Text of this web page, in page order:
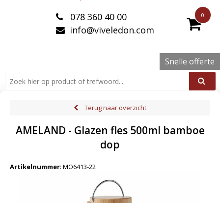
0
078 360 40 00
info@viveledon.com
Snelle offerte
Terug naar overzicht
AMELAND - Glazen fles 500ml bamboe
dop
Artikelnummer: MO6413-22